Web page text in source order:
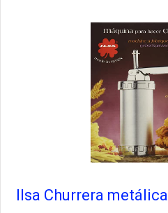
Ilsa Churrera metálica